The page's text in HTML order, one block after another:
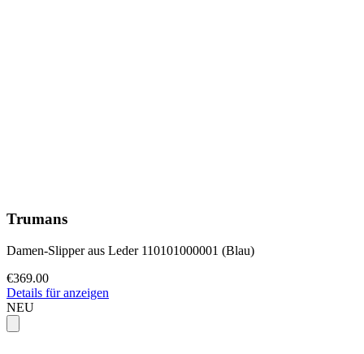
Trumans
Damen-Slipper aus Leder 110101000001 (Blau)
€369.00
Details für anzeigen
NEU